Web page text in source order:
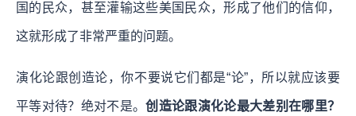
国的民众，甚至灌输这些美国民众，形成了他们的信仰，
这就形成了非常严重的问题。
演化论跟创造论，你不要说它们都是“论”，所以就应该要
平等对待？绝对不是。创造论跟演化论最大差别在哪里？